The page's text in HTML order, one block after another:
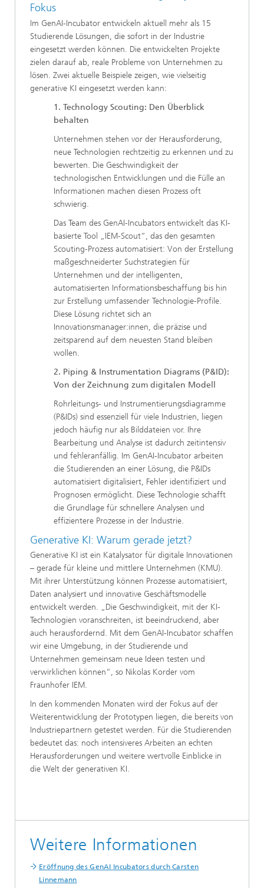
Fokus
Im GenAI-Incubator entwickeln aktuell mehr als 15
Studierende Lösungen, die sofort in der Industrie
eingesetzt werden können. Die entwickelten Projekte
zielen darauf ab, reale Probleme von Unternehmen zu
lösen. Zwei aktuelle Beispiele zeigen, wie vielseitig
generative KI eingesetzt werden kann:
1. Technology Scouting: Den Überblick
behalten
Unternehmen stehen vor der Herausforderung,
neue Technologien rechtzeitig zu erkennen und zu
bewerten. Die Geschwindigkeit der
technologischen Entwicklungen und die Fülle an
Informationen machen diesen Prozess oft
schwierig.
Das Team des GenAI-Incubators entwickelt das KI-
basierte Tool „IEM-Scout“, das den gesamten
Scouting-Prozess automatisiert: Von der Erstellung
maßgeschneiderter Suchstrategien für
Unternehmen und der intelligenten,
automatisierten Informationsbeschaffung bis hin
zur Erstellung umfassender Technologie-Profile.
Diese Lösung richtet sich an
Innovationsmanager:innen, die präzise und
zeitsparend auf dem neuesten Stand bleiben
wollen.
2. Piping & Instrumentation Diagrams (P&ID):
Von der Zeichnung zum digitalen Modell
Rohrleitungs- und Instrumentierungsdiagramme
(P&IDs) sind essenziell für viele Industrien, liegen
jedoch häufig nur als Bilddateien vor. Ihre
Bearbeitung und Analyse ist dadurch zeitintensiv
und fehleranfällig. Im GenAI-Incubator arbeiten
die Studierenden an einer Lösung, die P&IDs
automatisiert digitalisiert, Fehler identifiziert und
Prognosen ermöglicht. Diese Technologie schafft
die Grundlage für schnellere Analysen und
effizientere Prozesse in der Industrie.
Generative KI: Warum gerade jetzt?
Generative KI ist ein Katalysator für digitale Innovationen
– gerade für kleine und mittlere Unternehmen (KMU).
Mit ihrer Unterstützung können Prozesse automatisiert,
Daten analysiert und innovative Geschäftsmodelle
entwickelt werden. „Die Geschwindigkeit, mit der KI-
Technologien voranschreiten, ist beeindruckend, aber
auch herausfordernd. Mit dem GenAI-Incubator schaffen
wir eine Umgebung, in der Studierende und
Unternehmen gemeinsam neue Ideen testen und
verwirklichen können“, so Nikolas Korder vom
Fraunhofer IEM.
In den kommenden Monaten wird der Fokus auf der
Weiterentwicklung der Prototypen liegen, die bereits von
Industriepartnern getestet werden. Für die Studierenden
bedeutet das: noch intensiveres Arbeiten an echten
Herausforderungen und weitere wertvolle Einblicke in
die Welt der generativen KI.
Weitere Informationen
Eröffnung des GenAI Incubators durch Carsten
Linnemann